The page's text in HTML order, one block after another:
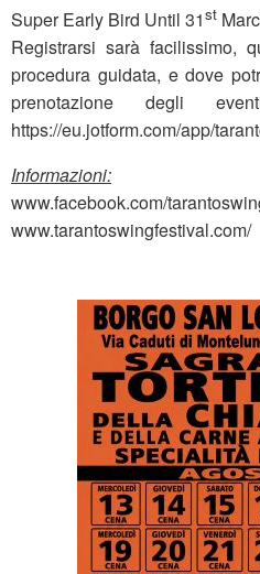
Super Early Bird Until 31st
Registrarsi sarà facilissimo,
procedura guidata, e dove
prenotazione degli
https://eu.jotform.com/app/
Informazioni:
www.facebook.com/
www.tarantoswingfestival.com/